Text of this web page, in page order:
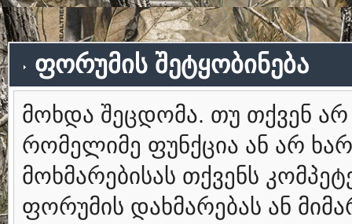
ფორუმის შეტყობინება
მოხდა შეცდომა. თუ თქვენ
რომელიმე ფუნქცია ან არ
მოხმარებისას თქვენს
ფორუმის დახმარებას ან